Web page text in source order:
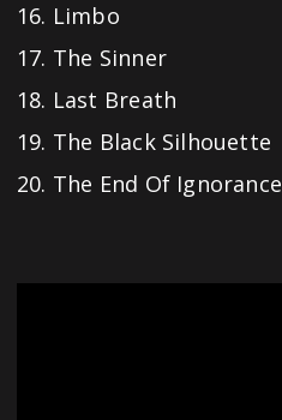
16. Limbo
17. The Sinner
18. Last Breath
19. The Black Silhouette
20. The End Of Ignorance